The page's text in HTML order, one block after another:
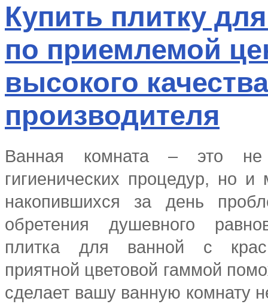
Купить плитку
по приемлемой
высокого
производителя
Ванная комната – это не
гигиенических процедур, но и
накопившихся за день
обретения душевного
плитка для ванной с
приятной цветовой гаммой
сделает вашу ванную комнату